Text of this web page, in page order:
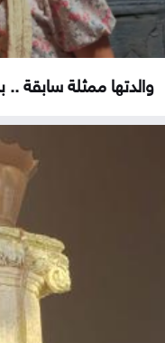
والدتها ممثلة سابقة